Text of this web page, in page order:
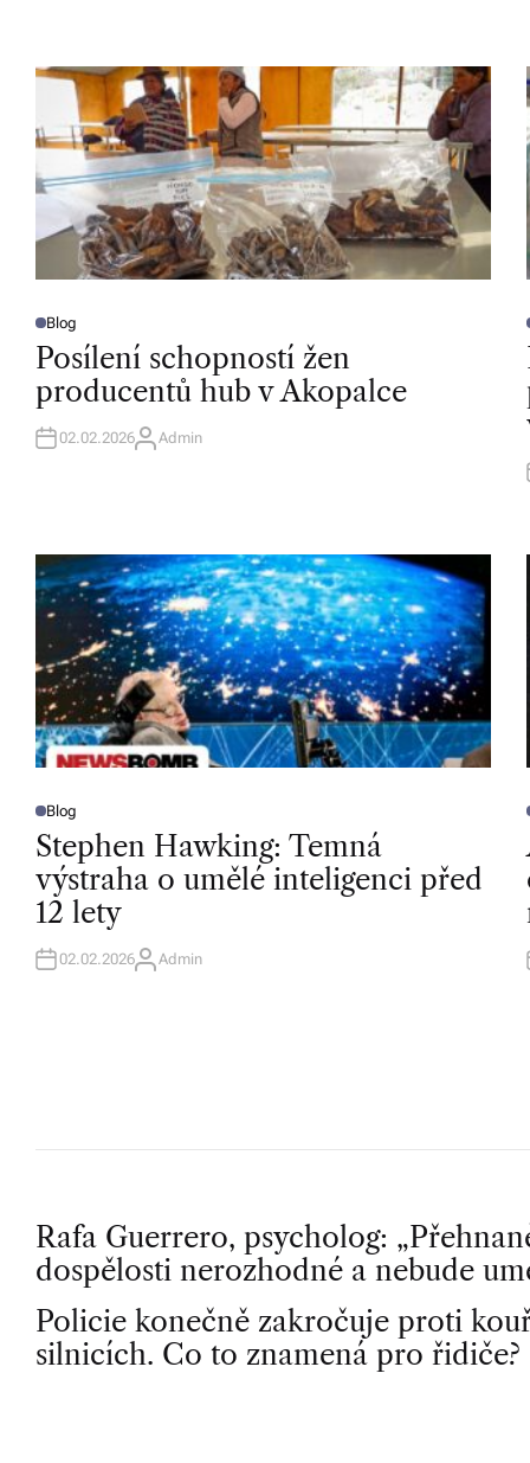
P
O
E
D
N
Blog
Posílení schopností žen
producentů hub v Akopalce
02.02.2026A
Admin
I
P
O
S
E
D
I
N
Blog
Stephen Hawking: Temná
výstraha o umělé inteligenci před
12 lety
02.02.2026A
Admin
I
P
o
s
Rafa Guerrero, psycholog:
dospělosti nerozhodné a nebude
Policie konečně zakročuje proti
silnicích. Co to znamená pro řidiče?